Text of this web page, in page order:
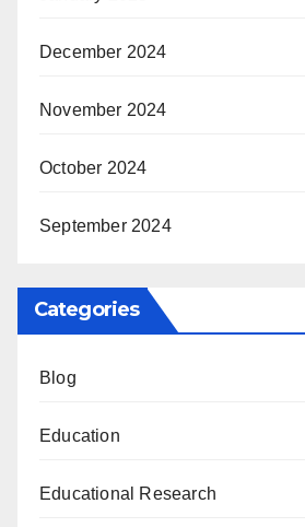
December 2024
November 2024
October 2024
September 2024
Categories
Blog
Education
Educational Research